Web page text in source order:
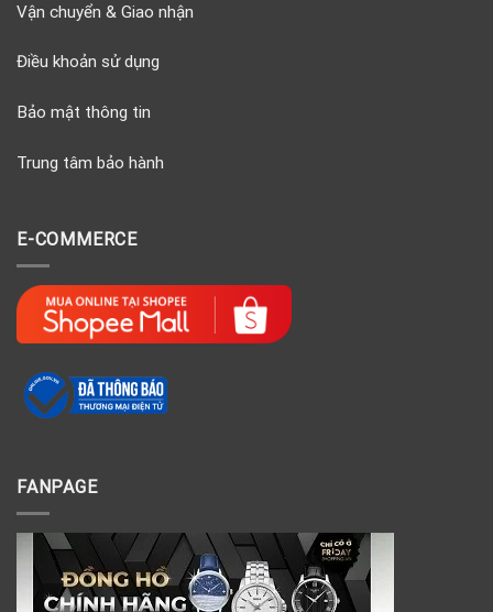
Vận chuyển & Giao nhận
Điều khoản sử dụng
Bảo mật thông tin
Trung tâm bảo hành
E-COMMERCE
FANPAGE